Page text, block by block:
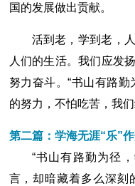
国的发展做出贡献。
活到老，学到老，
人们的生活。我们应发
努力奋斗。“书山有路
的努力，不怕吃苦，我
第二篇：学海无涯“乐”
“书山有路勤为径
言，却暗藏着多么深刻